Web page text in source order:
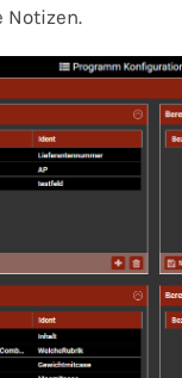
Notizen.